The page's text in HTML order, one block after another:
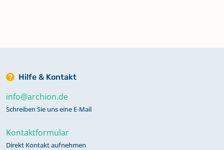
Hilfe & Kontakt
info@archion.de
Schreiben Sie uns eine E-Mail
Kontaktformular
Direkt Kontakt aufnehmen